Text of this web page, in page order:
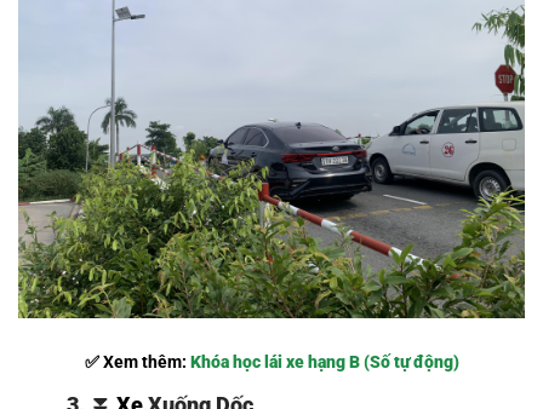
✅ Xem thêm: Khóa học lái xe hạng B (Số tự động)